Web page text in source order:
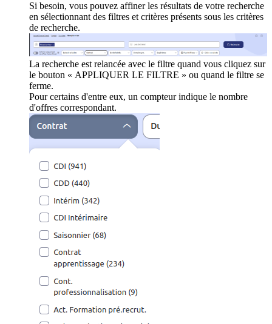
Si besoin, vous pouvez affiner les résultats de votre recherche
en sélectionnant des filtres et critères présents sous les critères
de recherche.
La recherche est relancée avec le filtre quand vous cliquez sur
le bouton « APPLIQUER LE FILTRE » ou quand le filtre se
ferme.
Pour certains d'entre eux, un compteur indique le nombre
d'offres correspondant.